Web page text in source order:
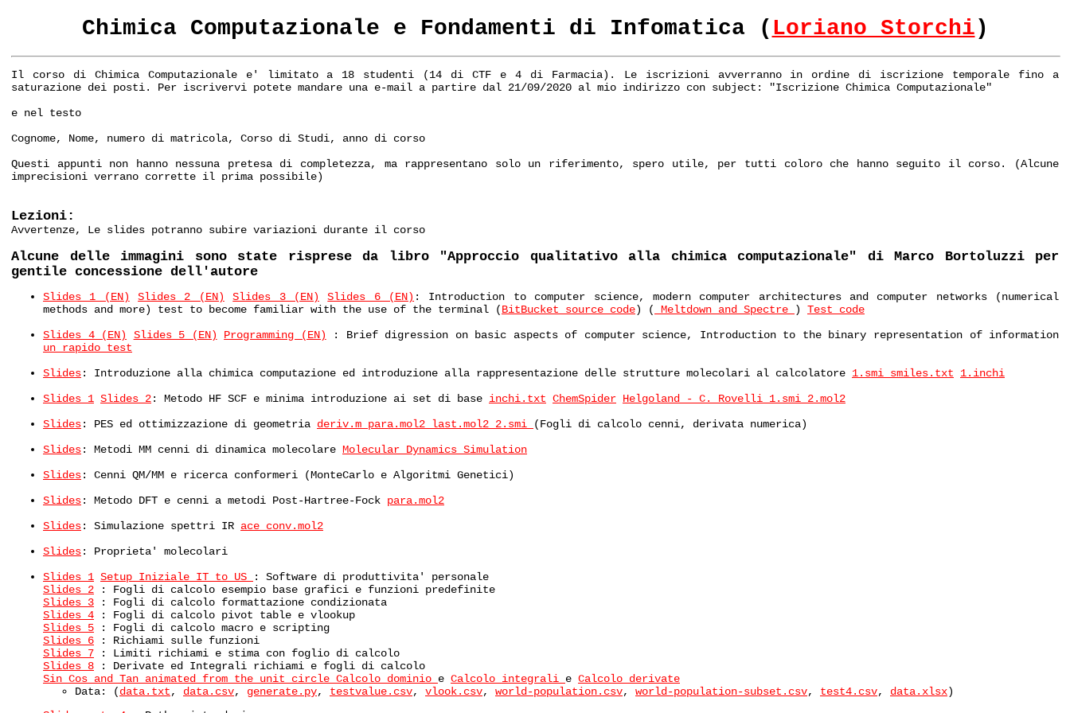
Chimica Computazionale e Fondamenti di Infomatica ( Loriano Storchi)
Il corso di Chimica Computazionale e' limitato a 18 studenti (14 di CTF e 4 di Farmacia). Le iscrizioni avverranno in ordine di iscrizione temporale fino a
saturazione dei posti. Per iscrivervi potete mandare una e-mail a partire dal 21/09/2020 al mio indirizzo con subject: "Iscrizione Chimica Computazionale"
e nel testo
Cognome, Nome, numero di matricola, Corso di Studi, anno di corso
Questi appunti non hanno nessuna pretesa di completezza, ma rappresentano solo un riferimento, spero utile, per tutti coloro che hanno seguito il corso. (Alcune
imprecisioni verrano corrette il prima possibile)
Lezioni:
Avvertenze, Le slides potranno subire variazioni durante il corso
Alcune delle immagini sono state risprese da libro "Approccio qualitativo alla chimica computazionale" di Marco Bortoluzzi per
gentile concessione dell'autore
Slides 1 (EN) Slides 2 (EN) Slides 3 (EN) Slides 6 (EN) : Introduction to computer science, modern computer architectures and computer networks (numerical
methods and more) test to become familiar with the use of the terminal (BitBucket source code) ( Meltdown and Spectre ) Test code
Slides 4 (EN)
Slides 5 (EN) Programming (EN)
: Brief digression on basic aspects of computer science, Introduction to the binary representation of information
un rapido test
Slides: Introduzione alla chimica computazione ed introduzione alla rappresentazione delle strutture molecolari al calcolatore 1.smi smiles.txt
1.inchi
Slides 1 Slides 2: Metodo HF SCF e minima introduzione ai set di base inchi.txt ChemSpider Helgoland - C. Rovelli 1.smi 2.mol2
Slides: PES ed ottimizzazione di geometria deriv.m para.mol2 last.mol2 2.smi
(Fogli di calcolo cenni, derivata numerica)
Slides: Metodi MM cenni di dinamica molecolare Molecular Dynamics Simulation
Slides: Cenni QM/MM e ricerca conformeri (MonteCarlo e Algoritmi Genetici)
Slides: Metodo DFT e cenni a metodi Post-Hartree-Fock para.mol2
Slides: Simulazione spettri IR ace_conv.mol2
Slides: Proprieta' molecolari
Slides 1 Setup Iniziale IT to US
: Software di produttivita' personale
Slides 2 : Fogli di calcolo esempio base grafici e funzioni predefinite
Slides 3 : Fogli di calcolo formattazione condizionata
Slides 4 : Fogli di calcolo pivot table e vlookup
Slides 5 : Fogli di calcolo macro e scripting
Slides 6 : Richiami sulle funzioni
Slides 7 : Limiti richiami e stima con foglio di calcolo
Slides 8 : Derivate ed Integrali richiami e fogli di calcolo
Sin Cos and Tan animated from the unit circle Calcolo dominio e Calcolo integrali e Calcolo derivate
Data: (data.txt, data.csv, generate.py, testvalue.csv, vlook.csv, world-population.csv, world-population-subset.csv, test4.csv, data.xlsx)